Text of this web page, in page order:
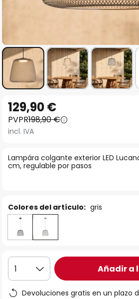
comienzo
de
galería
de
Lampára colgante exterior LED
cm, regulable por pasos
129,90 €
PVPR198,90 €
incl. IVA
Colores del artículo: gris
1 Añadir a
Devoluciones gratis en un plazo